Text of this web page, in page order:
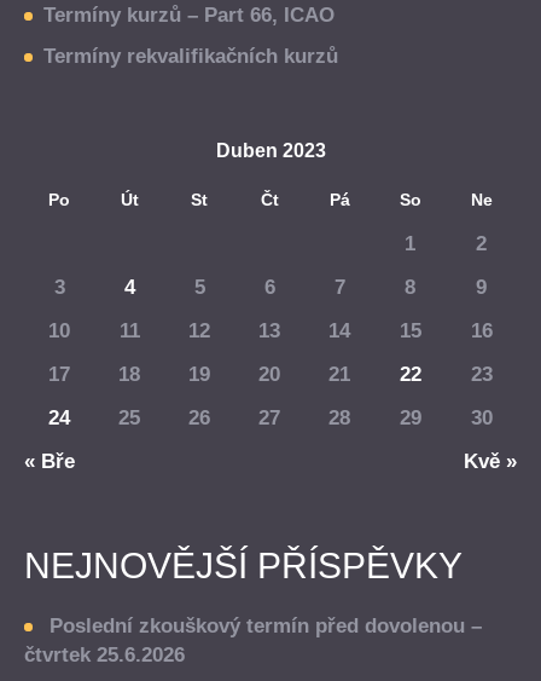
Termíny kurzů – Part 66, ICAO
Termíny rekvalifikačních kurzů
Duben 2023
Po Út St Čt Pá So Ne
« Bře Kvě »
1
2
3
4 5 6 7 8
9
10
11 12 13 14 15
16
17
18 19 20 21 22
23
24
25 26 27 28 29 30
NEJNOVĚJŠÍ PŘÍSPĚVKY
Poslední zkouškový termín před dovolenou –
čtvrtek 25.6.2026